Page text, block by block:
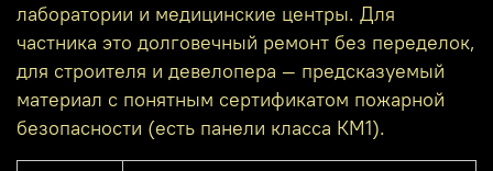
лаборатории и медицинские центры. Для
частника это долговечный ремонт без переделок,
для строителя и девелопера — предсказуемый
материал с понятным сертификатом пожарной
безопасности (есть панели класса КМ1).